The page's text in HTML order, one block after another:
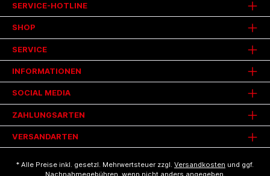
SHOP
SERVICE
INFORMATIONEN
SERVICE-HOTLINE
SOCIAL MEDIA
ZAHLUNGSARTEN
VERSANDARTEN
* Alle Preise inkl. gesetzl. Mehrwertsteuer zzgl. Versandkosten und ggf.